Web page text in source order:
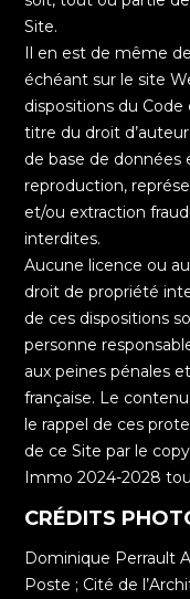
Site.
Il en est de même
échéant sur le site
dispositions du
titre du droit
de base de données
reproduction,
et/ou extraction
interdites.
Aucune licence ou
droit de propriété
de ces dispositions
personne
aux peines pénales
française. Le
le rappel de ces
de ce Site par le
Immo 2024-2028
CRÉDITS
Dominique Perrault
Poste ; Cité de